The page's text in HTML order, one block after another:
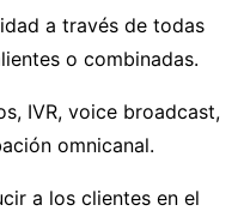
a través de todas
o combinadas.
IVR, voice broadcast,
omnicanal.
a los clientes en el